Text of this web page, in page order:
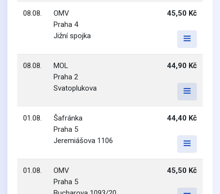
08.08.
OMV
Praha 4
Jižní spojka
45,50 Kč
08.08.
MOL
Praha 2
Svatoplukova
44,90 Kč
01.08.
Šafránka
Praha 5
Jeremiášova 1106
44,40 Kč
01.08.
OMV
Praha 5
45,50 Kč